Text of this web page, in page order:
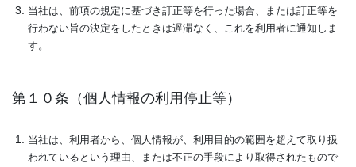
当社は、前項の規定に基づき訂正等を行った場合、または訂正等を
行わない旨の決定をしたときは遅滞なく、これを利用者に通知しま
す。
第１０条（個人情報の利用停止等）
当社は、利用者から、個人情報が、利用目的の範囲を超えて取り扱
われているという理由、または不正の手段により取得されたもので